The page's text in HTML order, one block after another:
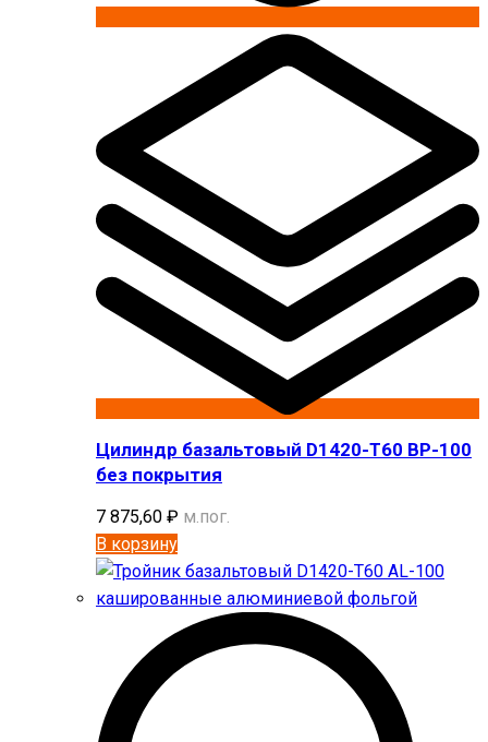
Цилиндр базальтовый D1420-T60 BP-100
без покрытия
7 875,60 ₽ м.пог.
В корзину